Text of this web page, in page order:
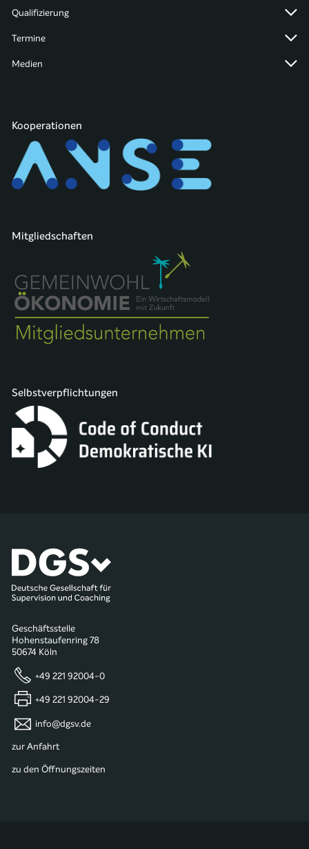
Qualifizierung
Termine
Medien
Kooperationen
Mitgliedschaften
Selbstverpflichtungen
Geschäftsstelle
Hohenstaufenring 78
50674 Köln
+49 221 92004-0
+49 221 92004-29
info@dgsv.de
zur Anfahrt
zu den Öffnungszeiten